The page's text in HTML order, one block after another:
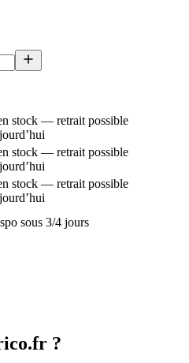
stock — retrait possible
stock — retrait possible
stock — retrait possible
sous 3/4 jours
?